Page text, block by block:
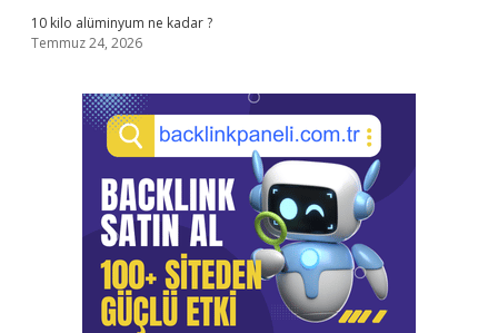
10 kilo alüminyum ne kadar ?
Temmuz 24, 2026